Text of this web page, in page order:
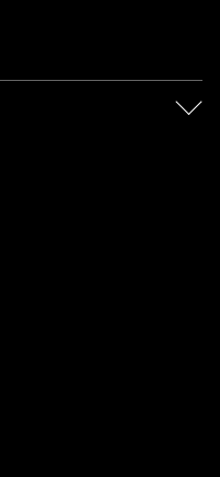
Vodafone